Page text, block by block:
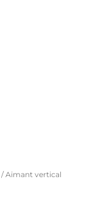
/ Aimant vertical